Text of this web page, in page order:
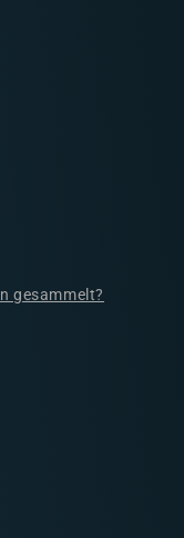
gesammelt?